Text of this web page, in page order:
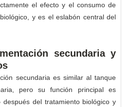
el efecto y el consumo de
y es el eslabón central del
secundaria y
secundaria es similar al tanque
pero su función principal es
del tratamiento biológico y